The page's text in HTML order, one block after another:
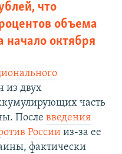
что
объема
начало октября
из двух
часть
После введения
России из-за ее
фактически